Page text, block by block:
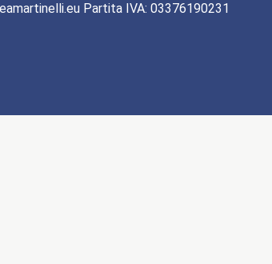
Partita IVA: 03376190231